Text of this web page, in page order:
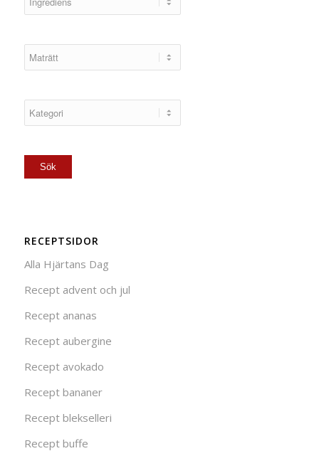
RECEPTSIDOR
Alla Hjärtans Dag
Recept advent och jul
Recept ananas
Recept aubergine
Recept avokado
Recept bananer
Recept blekselleri
Recept buffe